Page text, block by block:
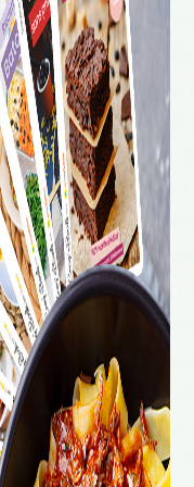
et
Le début
de
vie, j’ai
me reprendre
qui
je me suis donc
est fait pour
à 1500 Kcal.
quoi en
je me
2 fois par
moment des
et